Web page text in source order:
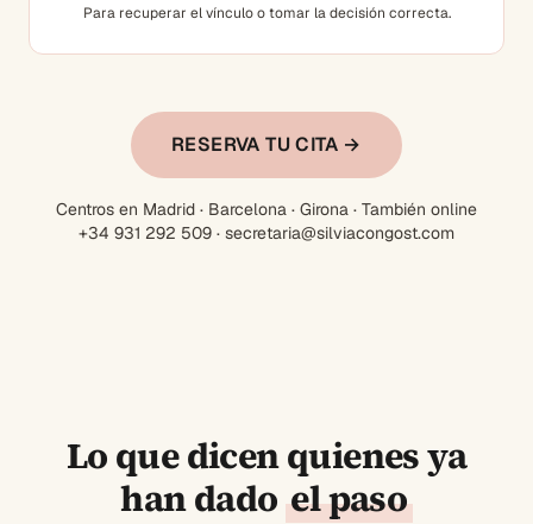
Para recuperar el vínculo o tomar la decisión correcta.
RESERVA TU CITA →
Centros en Madrid · Barcelona · Girona · También online
+34 931 292 509 · secretaria@silviacongost.com
Lo que dicen quienes ya
han dado el paso